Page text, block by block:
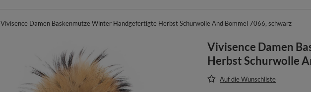
Vivisence Damen Baskenmütze Winter Handgefertigte Herbst Schurwolle And Bommel 7066, schwarz
Vivisence Damen
Herbst Schurwolle
Auf die Wunschliste